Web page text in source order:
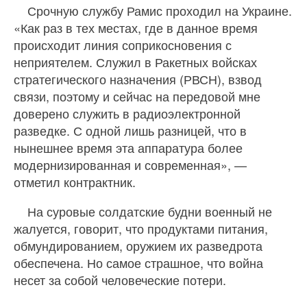
Срочную службу Рамис проходил на Украине.
«Как раз в тех местах, где в данное время
происходит линия соприкосновения с
неприятелем. Служил в Ракетных войсках
стратегического назначения (РВСН), взвод
связи, поэтому и сейчас на передовой мне
доверено служить в радиоэлектронной
разведке. С одной лишь разницей, что в
нынешнее время эта аппаратура более
модернизированная и современная», —
отметил контрактник.
На суровые солдатские будни военный не
жалуется, говорит, что продуктами питания,
обмундированием, оружием их разведрота
обеспечена. Но самое страшное, что война
несет за собой человеческие потери.